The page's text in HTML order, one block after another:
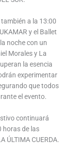
a la 13:00
y el Ballet
noche con un
Morales y La
la esencia
experimentar
que todos
el evento.
continuará
horas de las
ÚLTIMA CUERDA.